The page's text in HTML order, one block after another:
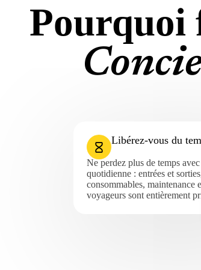
Pourquoi
Libérez-vous du
Ne perdez plus de temps
quotidienne : entrées et
consommables, maintenance
voyageurs sont entièrement